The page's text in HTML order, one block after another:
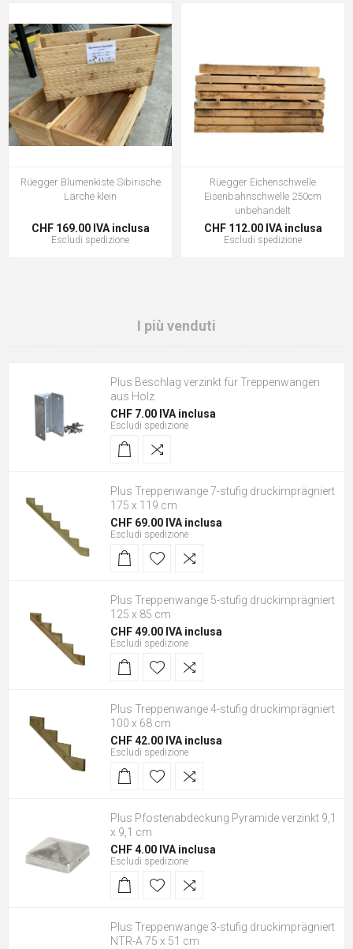
Rüegger Blumenkiste Sibirische
Lärche klein
CHF 169.00 IVA inclusa
Escludi spedizione
Rüegger Eichenschwelle
Eisenbahnschwelle 250cm
unbehandelt
CHF 112.00 IVA inclusa
Escludi spedizione
I più venduti
Plus Beschlag verzinkt für Treppenwangen
aus Holz
CHF 7.00 IVA inclusa
Escludi spedizione
Plus Treppenwange 7-stufig druckimprägniert
175 x 119 cm
CHF 69.00 IVA inclusa
Escludi spedizione
Plus Treppenwange 5-stufig druckimprägniert
125 x 85 cm
CHF 49.00 IVA inclusa
Escludi spedizione
Plus Treppenwange 4-stufig druckimprägniert
100 x 68 cm
CHF 42.00 IVA inclusa
Escludi spedizione
Plus Pfostenabdeckung Pyramide verzinkt 9,1
x 9,1 cm
CHF 4.00 IVA inclusa
Escludi spedizione
Plus Treppenwange 3-stufig druckimprägniert
NTR-A 75 x 51 cm